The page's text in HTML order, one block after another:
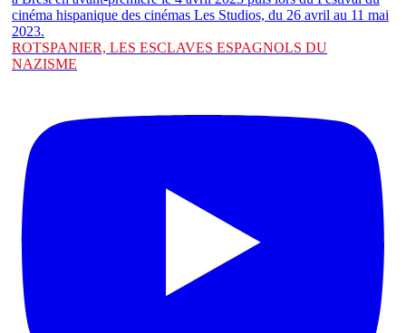
ROTSPANIER, LES ESCLAVES ESPAGNOLS DU
NAZISME